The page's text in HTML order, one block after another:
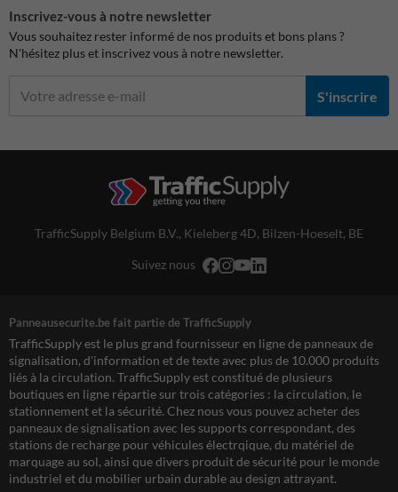
Inscrivez-vous à notre newsletter
Vous souhaitez rester informé de nos produits et bons plans ?
N'hésitez plus et inscrivez vous à notre newsletter.
S'inscrire
TrafficSupply Belgium B.V., Kieleberg 4D, Bilzen-Hoeselt, BE
Suivez nous
Panneausecurite.be fait partie de TrafficSupply
TrafficSupply est le plus grand fournisseur en ligne de panneaux de
signalisation, d'information et de texte avec plus de 10.000 produits
liés à la circulation. TrafficSupply est constitué de plusieurs
boutiques en ligne répartie sur trois catégories : la circulation, le
stationnement et la sécurité. Chez nous vous pouvez acheter des
panneaux de signalisation avec les supports correspondant, des
stations de recharge pour véhicules électrqique, du matériel de
marquage au sol, ainsi que divers produit de sécurité pour le monde
industriel et du mobilier urbain durable au design attrayant.